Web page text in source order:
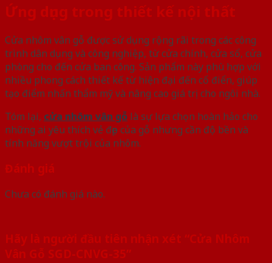
Ứng dụng trong thiết kế nội thất
Cửa nhôm vân gỗ được sử dụng rộng rãi trong các công
trình dân dụng và công nghiệp, từ cửa chính, cửa sổ, cửa
phòng cho đến cửa ban công. Sản phẩm này phù hợp với
nhiều phong cách thiết kế từ hiện đại đến cổ điển, giúp
tạo điểm nhấn thẩm mỹ và nâng cao giá trị cho ngôi nhà.
Tóm lại, cửa nhôm vân gỗ là sự lựa chọn hoàn hảo cho
những ai yêu thích vẻ đẹp của gỗ nhưng cần độ bền và
tính năng vượt trội của nhôm.
Đánh giá
Chưa có đánh giá nào.
Hãy là người đầu tiên nhận xét “Cửa Nhôm
Vân Gỗ SGD-CNVG-35”